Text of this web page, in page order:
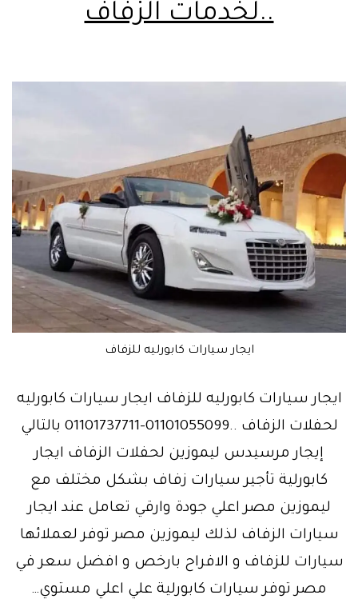
..لخدمات الزفاف
ايجار سيارات كابورليه للزفاف
ايجار سيارات كابورليه للزفاف ايجار سيارات كابورليه
لحفلات الزفاف ..01101055099-01101737711 بالتالي
إيجار مرسيدس ليموزين لحفلات الزفاف ايجار
كابورلية تأجير سيارات زفاف بشكل مختلف مع
ليموزين مصر اعلي جودة وارقي تعامل عند ايجار
سيارات الزفاف لذلك ليموزين مصر توفر لعملائها
سيارات للزفاف و الافراح بارخص و افضل سعر في
مصر توفر سيارات كابورلية علي اعلي مستوي…